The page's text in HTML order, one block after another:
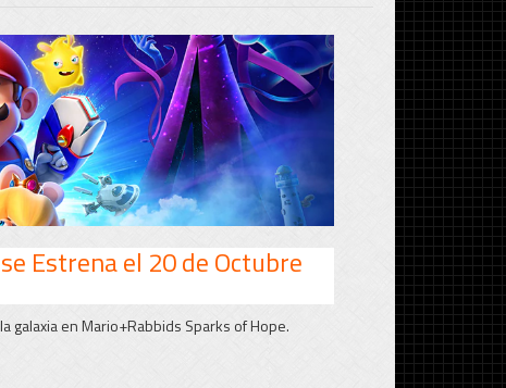
Estrena el 20 de Octubre
galaxia en Mario+Rabbids Sparks of Hope.